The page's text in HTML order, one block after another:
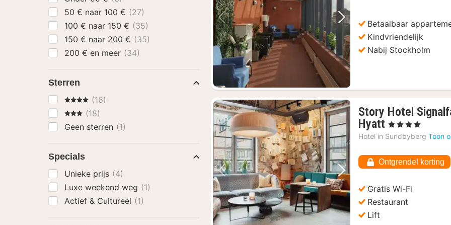
Vorige foto Volgende foto
Betaalbaar
Kindvriendelijk
Nabij Stockholm
Vorige foto Volgende foto
Story Hotel
Hyatt 1
nacht
85,70
€
, 4 Sterren
Hotel in Sundbyberg Toon
Ontgrendel korting
Gratis Wi-Fi
Restaurant
Lift
50 € naar 100 € (27)
100 € naar 150 € (35)
150 € naar 200 € (35)
200 € en meer (34)
Sterren
4 Sterren(16)
3 Sterren
(18)
Geen sterren (1)
Specials
Unieke prijs (4)
Luxe weekend weg (1)
Actief & Cultureel (1)